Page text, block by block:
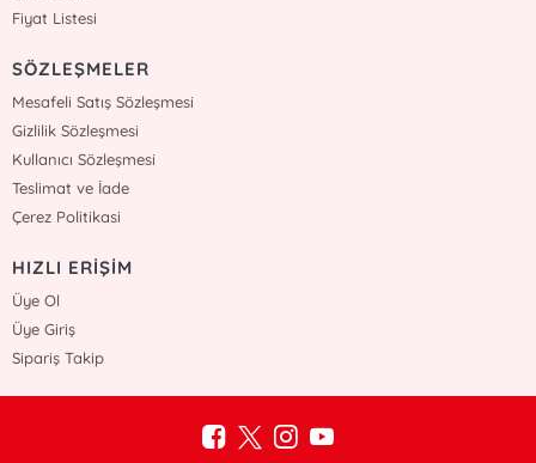
Fiyat Listesi
SÖZLEŞMELER
Mesafeli Satış Sözleşmesi
Gizlilik Sözleşmesi
Kullanıcı Sözleşmesi
Teslimat ve İade
Çerez Politikasi
HIZLI ERİŞİM
Üye Ol
Üye Giriş
Sipariş Takip